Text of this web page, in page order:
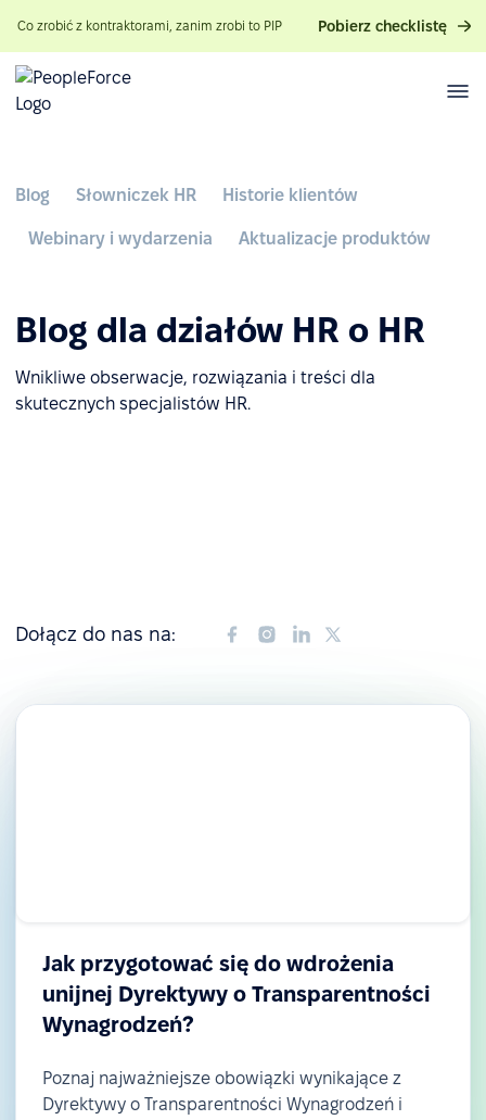
Co zrobić z kontraktorami, zanim zrobi to PIP Pobierz checklistę
Blog Słowniczek HR Historie klientów
Webinary i wydarzenia Aktualizacje produktów
Blog dla działów HR o HR
Wnikliwe obserwacje, rozwiązania i treści dla
skutecznych specjalistów HR.
Dołącz do nas na:
Jak przygotować się do wdrożenia
unijnej Dyrektywy o Transparentności
Wynagrodzeń?
Poznaj najważniejsze obowiązki wynikające z
Dyrektywy o Transparentności Wynagrodzeń i